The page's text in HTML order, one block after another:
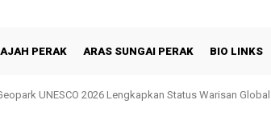
PERAK ARAS SUNGAI PERAK BIO LINKS
UNESCO 2026 Lengkapkan Status Warisan Global
Bersama Rakyat di Behrang Stesen